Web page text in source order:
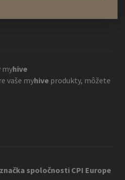
myhive
vaše myhive produkty, môžete
spoločnosti CPI Europe